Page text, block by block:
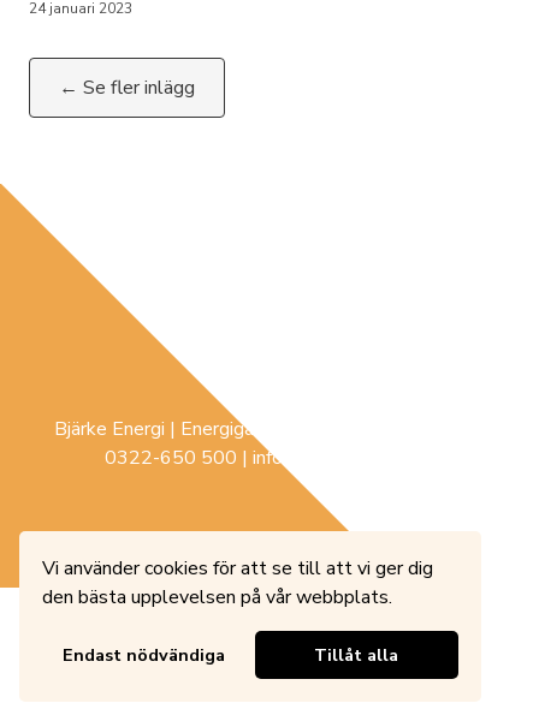
24 januari 2023
← Se fler inlägg
Bjärke Energi | Energigatan 3 |
0322-650 500 | info@bjerke-energi.se
Vi använder cookies för att se till att vi ger dig
den bästa upplevelsen på vår webbplats.
Endast nödvändiga Tillåt alla